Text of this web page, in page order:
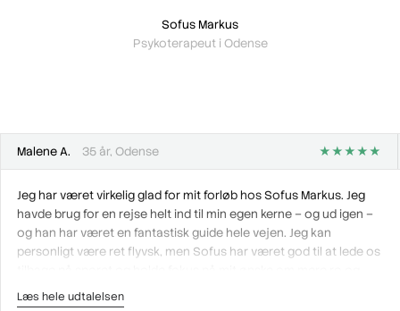
Sofus Markus
Psykoterapeut i Odense
Malene A. 35 år, Odense ★★★★★
Jeg har været virkelig glad for mit forløb hos Sofus Markus. Jeg
havde brug for en rejse helt ind til min egen kerne – og ud igen –
og han har været en fantastisk guide hele vejen. Jeg kan
personligt være ret flyvsk, men Sofus har været god til at lede os
balance i hverdagen.
Læs hele udtalelsen